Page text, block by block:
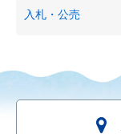
入札・公売